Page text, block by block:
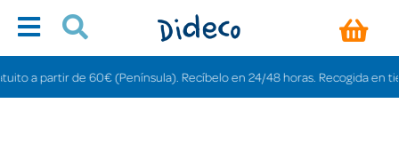
partir de 60€ (Península). Recíbelo en 24/48 horas. Recogida en